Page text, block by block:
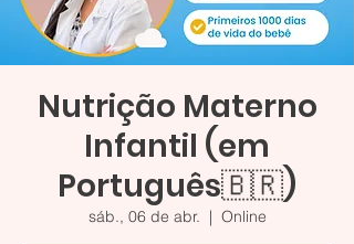
Nutrição Materno
Infantil (em
Português🇧🇷)
sáb., 06 de abr.
  |
Online